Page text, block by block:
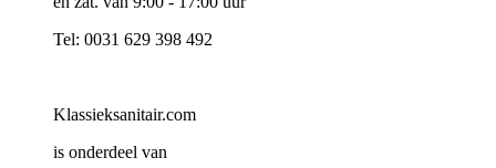
Tel: 0031 629 398 492
Klassieksanitair.com
is onderdeel van